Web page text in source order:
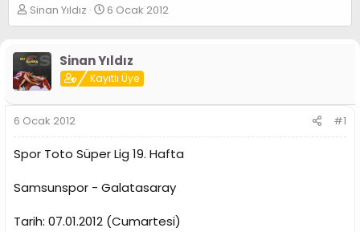
K
o
u
y
u
B
a
ş
l
a
a
n
Sinan Yıldız
B
a
a
n
ı
t
a
i
h
6 Ocak 2012
Sinan Yıldız
Kayıtlı Üye
6 Ocak 2012 #1
Spor Toto Süper Lig 19. Hafta
Samsunspor - Galatasaray
Tarih: 07.01.2012 (Cumartesi)